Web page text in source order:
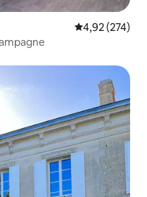
Évaluation
4,92 (274)